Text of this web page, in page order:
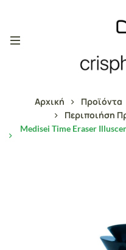
Αρχική Προϊόντα
Περιποιήση
Medisei Time Eraser